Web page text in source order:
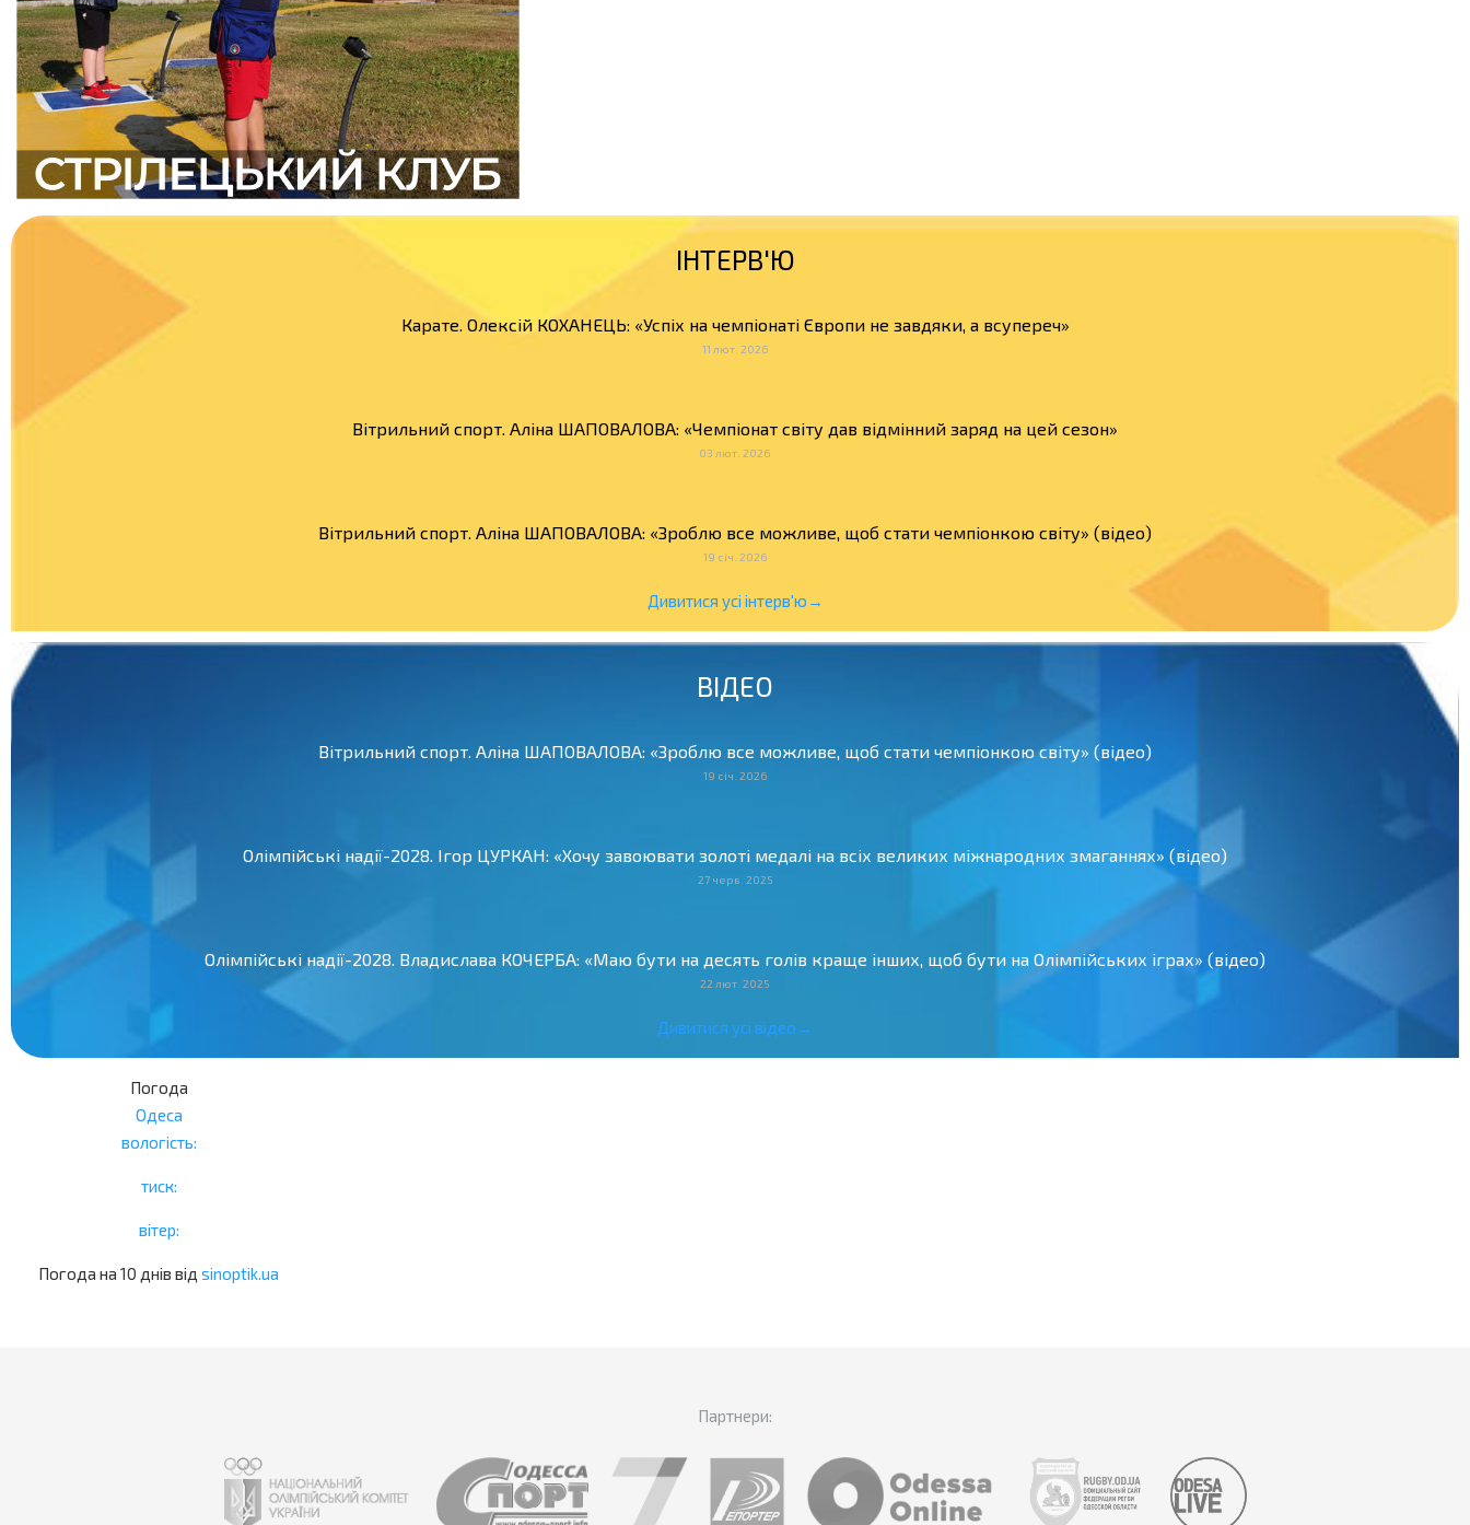
ІНТЕРВ'Ю
Карате. Олексій КОХАНЕЦЬ: «Успіх на чемпіонаті Європи не завдяки, а всупереч»
11 лют. 2026
Вітрильний спорт. Аліна ШАПОВАЛОВА: «Чемпіонат світу дав відмінний заряд на цей сезон»
03 лют. 2026
Вітрильний спорт. Аліна ШАПОВАЛОВА: «Зроблю все можливе, щоб стати чемпіонкою світу» (відео)
19 січ. 2026
Дивитися усі інтерв'ю→
ВІДЕО
Вітрильний спорт. Аліна ШАПОВАЛОВА: «Зроблю все можливе, щоб стати чемпіонкою світу» (відео)
19 січ. 2026
Олімпійські надії-2028. Ігор ЦУРКАН: «Хочу завоювати золоті медалі на всіх великих міжнародних змаганнях» (відео)
27 черв. 2025
Олімпійські надії-2028. Владислава КОЧЕРБА: «Маю бути на десять голів краще інших, щоб бути на Олімпійських іграх» (відео)
22 лют. 2025
Дивитися усі відео→
Погода
Одеса
вологість:
тиск:
вітер:
Погода на 10 днів від sinoptik.ua
Партнери: